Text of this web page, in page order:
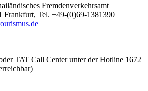
Fremdenverkehrsamt
Frankfurt, Tel. +49-(0)69-1381390
TAT Call Center unter der Hotline 1672